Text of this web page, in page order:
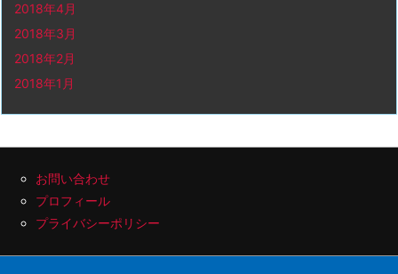
2018年4月
2018年3月
2018年2月
2018年1月
お問い合わせ
プロフィール
プライバシーポリシー